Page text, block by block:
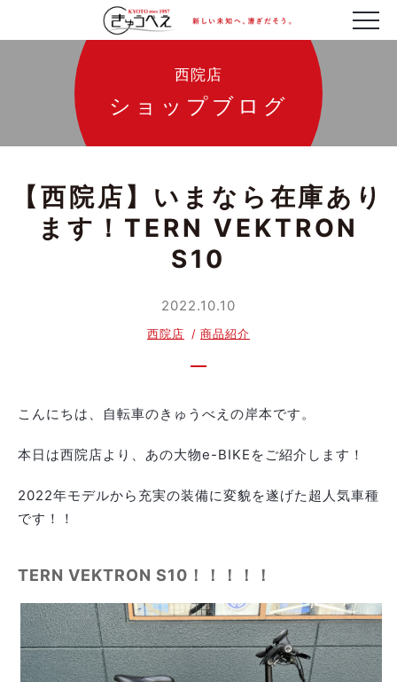
西院店
ショップブログ
【西院店】いまなら在庫あり
ます！TERN VEKTRON
S10
2022.10.10
西院店 商品紹介
こんにちは、自転車のきゅうべえの岸本です。
本日は西院店より、あの大物e-BIKEをご紹介します！
2022年モデルから充実の装備に変貌を遂げた超人気車種
です！！
TERN VEKTRON S10！！！！！